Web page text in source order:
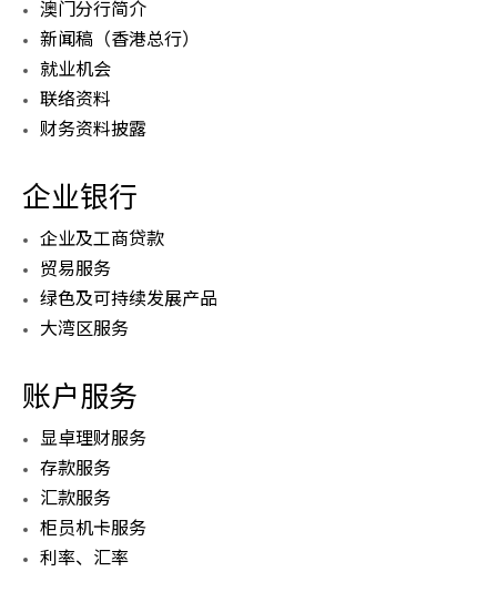
澳门分行简介
新闻稿（香港总行）
就业机会
联络资料
财务资料披露
企业银行
企业及工商贷款
贸易服务
绿色及可持续发展产品
大湾区服务
账户服务
显卓理财服务
存款服务
汇款服务
柜员机卡服务
利率、汇率